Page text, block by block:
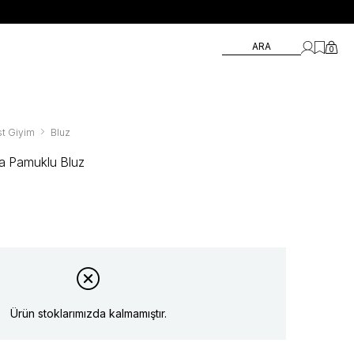
ARA 0
Giyim Bluz
Pamuklu Bluz
Ürün stoklarımızda kalmamıştır.